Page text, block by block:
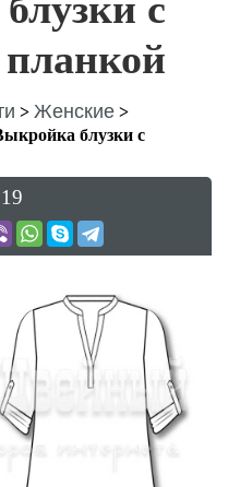
> Женские >
блузки с